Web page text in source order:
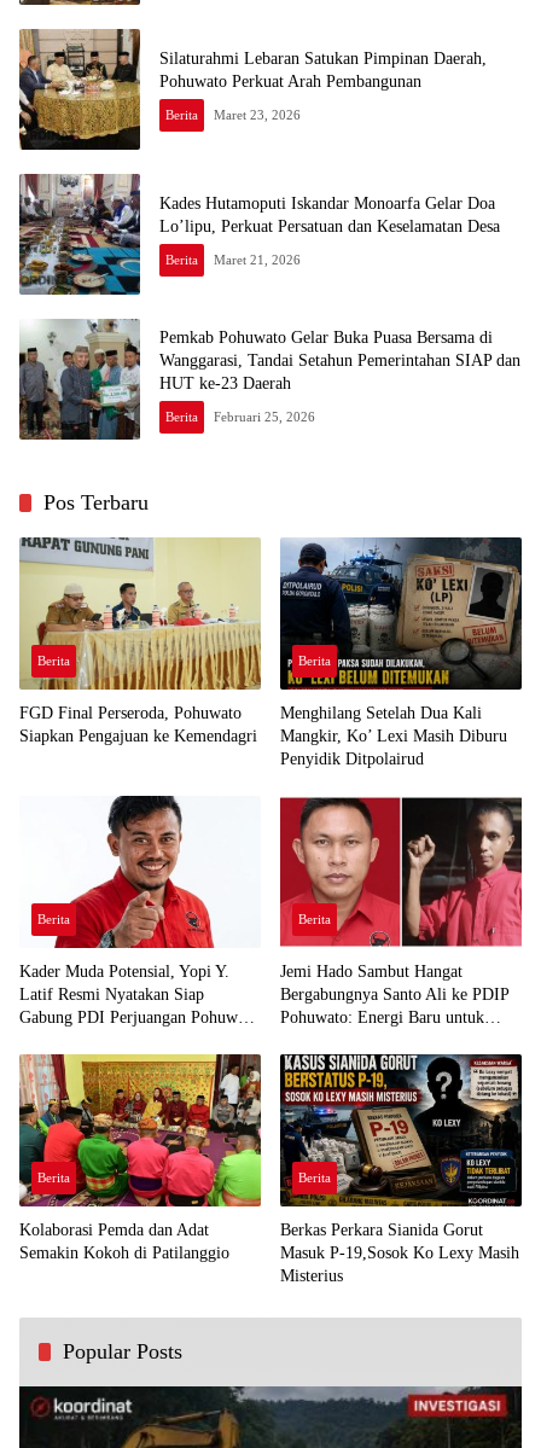
Silaturahmi Lebaran Satukan Pimpinan Daerah,
Pohuwato Perkuat Arah Pembangunan
Berita Maret 23, 2026
Kades Hutamoputi Iskandar Monoarfa Gelar Doa
Lo’lipu, Perkuat Persatuan dan Keselamatan Desa
Berita Maret 21, 2026
Pemkab Pohuwato Gelar Buka Puasa Bersama di
Wanggarasi, Tandai Setahun Pemerintahan SIAP dan
HUT ke-23 Daerah
Berita Februari 25, 2026
Pos Terbaru
Berita
FGD Final Perseroda, Pohuwato
Siapkan Pengajuan ke Kemendagri
Berita
Menghilang Setelah Dua Kali
Mangkir, Ko’ Lexi Masih Diburu
Penyidik Ditpolairud
Berita
Kader Muda Potensial, Yopi Y.
Latif Resmi Nyatakan Siap
Gabung PDI Perjuangan Pohuwato
Berita
Jemi Hado Sambut Hangat
Bergabungnya Santo Ali ke PDIP
Pohuwato: Energi Baru untuk
Berita
Kolaborasi Pemda dan Adat
Semakin Kokoh di Patilanggio
Berita
Berkas Perkara Sianida Gorut
Masuk P-19,Sosok Ko Lexy Masih
Misterius
Popular Posts